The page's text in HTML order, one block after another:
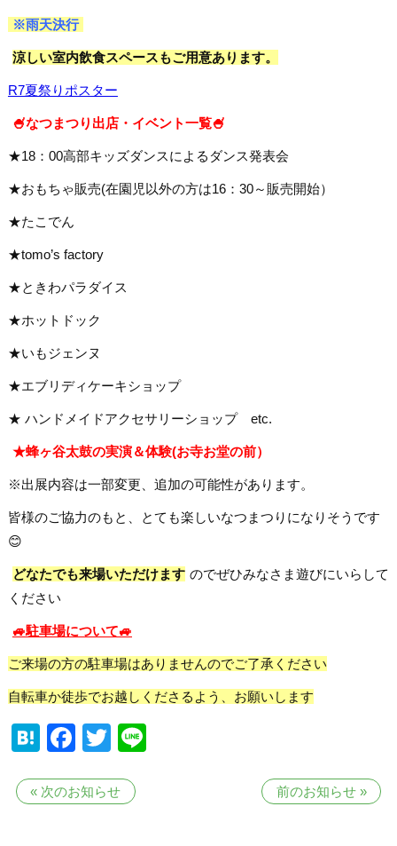
※雨天決行
涼しい室内飲食スペースもご用意あります。
R7夏祭りポスター
🍧なつまつり出店・イベント一覧🍧
★18：00高部キッズダンスによるダンス発表会
★おもちゃ販売(在園児以外の方は16：30～販売開始）
★たこでん
★tomo’s factory
★ときわパラダイス
★ホットドック
★いもジェンヌ
★エブリディケーキショップ
★ ハンドメイドアクセサリーショップ etc.
★蜂ヶ谷太鼓の実演＆体験(お寺お堂の前）
※出展内容は一部変更、追加の可能性があります。
皆様のご協力のもと、とても楽しいなつまつりになりそうです
😊
どなたでも来場いただけます のでぜひみなさま遊びにいらして
ください
🚙駐車場について🚙
ご来場の方の駐車場はありませんのでご了承ください
自転車か徒歩でお越しくださるよう、お願いします
Hatena
Facebook
Twitter
前のお知らせ»
« 次のお知らせ